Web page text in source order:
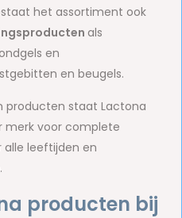
het assortiment ook
als
en
en beugels.
producten staat Lactona
merk voor complete
alle leeftijden en
producten bij